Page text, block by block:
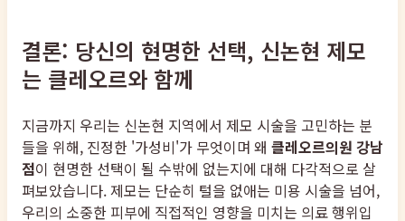
결론: 당신의 현명한 선택, 신논현 제모
는 클레오르와 함께
지금까지 우리는 신논현 지역에서 제모 시술을 고민하는 분
들을 위해, 진정한 '가성비'가 무엇이며 왜 클레오르의원 강남
점이 현명한 선택이 될 수밖에 없는지에 대해 다각적으로 살
펴보았습니다. 제모는 단순히 털을 없애는 미용 시술을 넘어,
우리의 소중한 피부에 직접적인 영향을 미치는 의료 행위입